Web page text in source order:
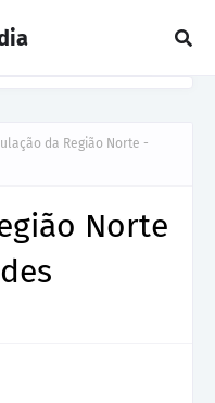
da Região Norte -
Norte